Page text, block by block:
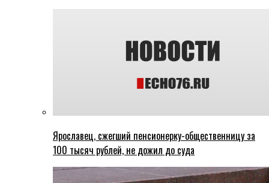
Ярославец, сжегший пенсионерку-общественницу за
100 тысяч рублей, не дожил до суда